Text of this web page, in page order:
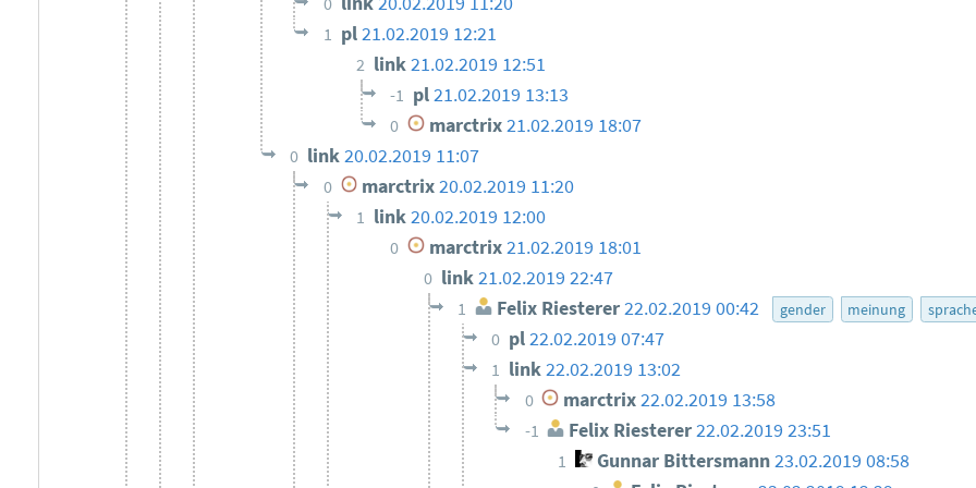
1 pl21.02.2019 12:21
2 link21.02.2019 12:51
-1 pl21.02.2019 13:13
0 marctrix21.02.2019 18:07
0 link20.02.2019 11:07
0 marctrix20.02.2019 11:20
1 link20.02.2019 12:00
0 marctrix21.02.2019 18:01
0 link21.02.2019 22:47
1 Felix Riesterer22.02.2019 00:42 gender meinung
0 pl22.02.2019 07:47
1 link22.02.2019 13:02
0 marctrix22.02.2019 13:58
-1 Felix Riesterer22.02.2019 23:51
1 Gunnar Bittersmann23.02.2019 08:58